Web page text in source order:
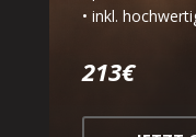
• inkl.
213€